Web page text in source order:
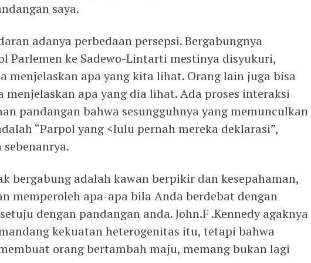
saya.
adanya perbedaan persepsi. Bergabungnya
Parlemen ke Sadewo-Lintarti mestinya disyukuri,
menjelaskan apa yang kita lihat. Orang lain juga bisa
apa yang dia lihat. Ada proses interaksi
pandangan bahwa sesungguhnya yang memunculkan
“Parpol yang <lulu pernah mereka deklarasi”,
bergabung adalah kawan berpikir dan kesepahaman,
memperoleh apa-apa bila Anda berdebat dengan
dengan pandangan anda. John.F .Kennedy agaknya
kekuatan heterogenitas itu, tetapi bahwa
orang bertambah maju, memang bukan lagi